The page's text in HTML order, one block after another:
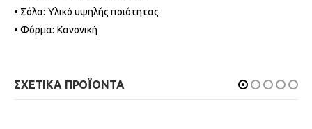
• Σόλα: Υλικό υψηλής ποιότητας
• Φόρμα: Κανονική
ΣΧΕΤΙΚΑ ΠΡΟΪΟΝΤΑ